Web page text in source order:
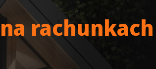
rachunkach